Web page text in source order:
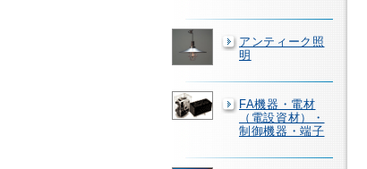
アンティーク照
明
FA機器・電材
（電設資材）・
制御機器・端子